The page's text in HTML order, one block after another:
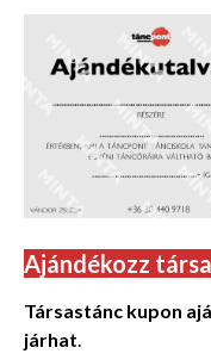
Ajándékozz
Társastánc kupon
járhat.